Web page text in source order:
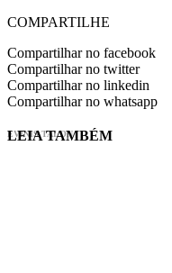
COMPARTILHE
Compartilhar no facebook
Compartilhar no twitter
Compartilhar no linkedin
Compartilhar no whatsapp
EVINIS TALON
LEIA TAMBÉM